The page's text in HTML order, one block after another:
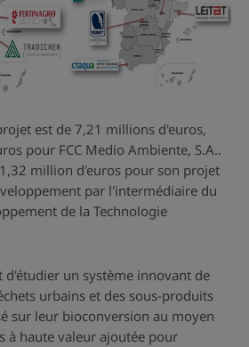
est de 7,21 millions d'euros,
pour FCC Medio Ambiente, S.A..
million d'euros pour son projet
par l'intermédiaire du
de la Technologie
d'étudier un système innovant de
urbains et des sous-produits
sur leur bioconversion au moyen
à haute valeur ajoutée pour